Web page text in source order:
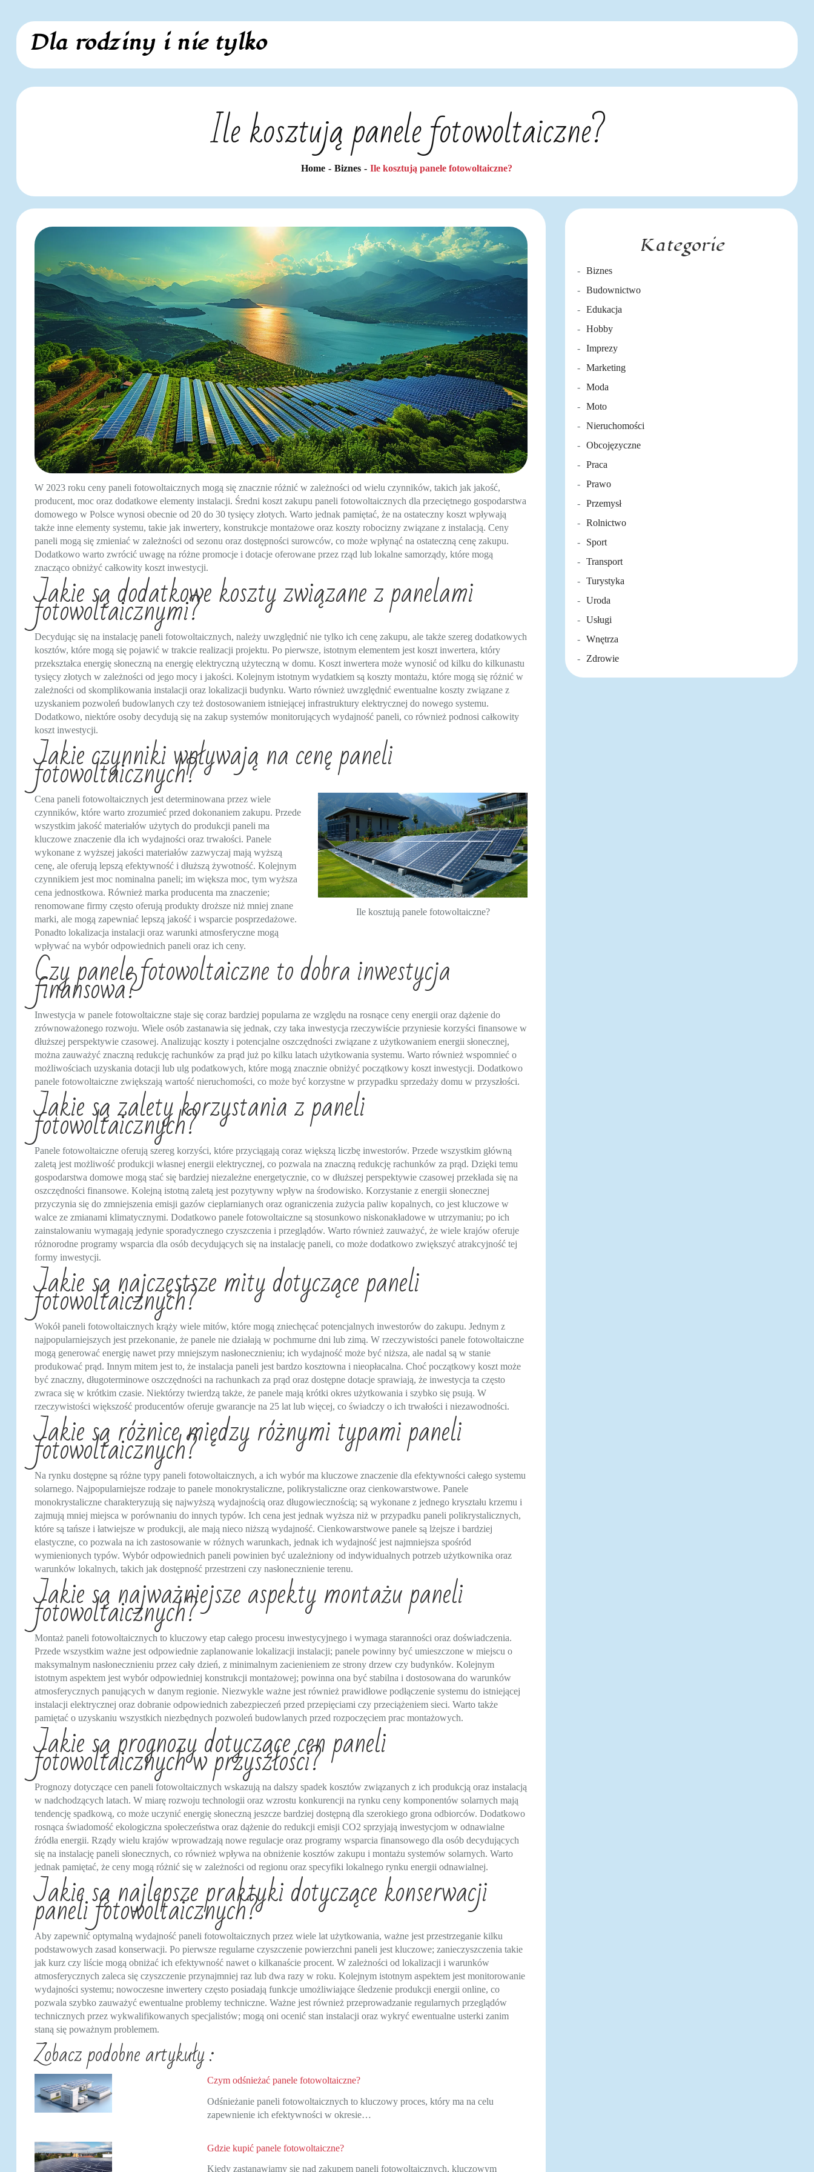
content
Dla rodziny i nie tylko
Ile kosztują panele fotowoltaiczne?
Home Biznes Ile kosztują panele fotowoltaiczne?
W 2023 roku ceny paneli fotowoltaicznych mogą się znacznie różnić w zależności od wielu czynników, takich jak jakość,
producent, moc oraz dodatkowe elementy instalacji. Średni koszt zakupu paneli fotowoltaicznych dla przeciętnego gospodarstwa
domowego w Polsce wynosi obecnie od 20 do 30 tysięcy złotych. Warto jednak pamiętać, że na ostateczny koszt wpływają
także inne elementy systemu, takie jak inwertery, konstrukcje montażowe oraz koszty robocizny związane z instalacją. Ceny
paneli mogą się zmieniać w zależności od sezonu oraz dostępności surowców, co może wpłynąć na ostateczną cenę zakupu.
Dodatkowo warto zwrócić uwagę na różne promocje i dotacje oferowane przez rząd lub lokalne samorządy, które mogą
znacząco obniżyć całkowity koszt inwestycji.
Jakie są dodatkowe koszty związane z panelami
fotowoltaicznymi?
Decydując się na instalację paneli fotowoltaicznych, należy uwzględnić nie tylko ich cenę zakupu, ale także szereg dodatkowych
kosztów, które mogą się pojawić w trakcie realizacji projektu. Po pierwsze, istotnym elementem jest koszt inwertera, który
przekształca energię słoneczną na energię elektryczną użyteczną w domu. Koszt inwertera może wynosić od kilku do kilkunastu
tysięcy złotych w zależności od jego mocy i jakości. Kolejnym istotnym wydatkiem są koszty montażu, które mogą się różnić w
zależności od skomplikowania instalacji oraz lokalizacji budynku. Warto również uwzględnić ewentualne koszty związane z
uzyskaniem pozwoleń budowlanych czy też dostosowaniem istniejącej infrastruktury elektrycznej do nowego systemu.
Dodatkowo, niektóre osoby decydują się na zakup systemów monitorujących wydajność paneli, co również podnosi całkowity
koszt inwestycji.
Jakie czynniki wpływają na cenę paneli
fotowoltaicznych?
Ile kosztują panele fotowoltaiczne?
Cena paneli fotowoltaicznych jest determinowana przez wiele
czynników, które warto zrozumieć przed dokonaniem zakupu. Przede
wszystkim jakość materiałów użytych do produkcji paneli ma
kluczowe znaczenie dla ich wydajności oraz trwałości. Panele
wykonane z wyższej jakości materiałów zazwyczaj mają wyższą
cenę, ale oferują lepszą efektywność i dłuższą żywotność. Kolejnym
czynnikiem jest moc nominalna paneli; im większa moc, tym wyższa
cena jednostkowa. Również marka producenta ma znaczenie;
renomowane firmy często oferują produkty droższe niż mniej znane
marki, ale mogą zapewniać lepszą jakość i wsparcie posprzedażowe.
Ponadto lokalizacja instalacji oraz warunki atmosferyczne mogą
wpływać na wybór odpowiednich paneli oraz ich ceny.
Czy panele fotowoltaiczne to dobra inwestycja
finansowa?
Inwestycja w panele fotowoltaiczne staje się coraz bardziej popularna ze względu na rosnące ceny energii oraz dążenie do
zrównoważonego rozwoju. Wiele osób zastanawia się jednak, czy taka inwestycja rzeczywiście przyniesie korzyści finansowe w
dłuższej perspektywie czasowej. Analizując koszty i potencjalne oszczędności związane z użytkowaniem energii słonecznej,
można zauważyć znaczną redukcję rachunków za prąd już po kilku latach użytkowania systemu. Warto również wspomnieć o
możliwościach uzyskania dotacji lub ulg podatkowych, które mogą znacznie obniżyć początkowy koszt inwestycji. Dodatkowo
panele fotowoltaiczne zwiększają wartość nieruchomości, co może być korzystne w przypadku sprzedaży domu w przyszłości.
Jakie są zalety korzystania z paneli
fotowoltaicznych?
Panele fotowoltaiczne oferują szereg korzyści, które przyciągają coraz większą liczbę inwestorów. Przede wszystkim główną
zaletą jest możliwość produkcji własnej energii elektrycznej, co pozwala na znaczną redukcję rachunków za prąd. Dzięki temu
gospodarstwa domowe mogą stać się bardziej niezależne energetycznie, co w dłuższej perspektywie czasowej przekłada się na
oszczędności finansowe. Kolejną istotną zaletą jest pozytywny wpływ na środowisko. Korzystanie z energii słonecznej
przyczynia się do zmniejszenia emisji gazów cieplarnianych oraz ograniczenia zużycia paliw kopalnych, co jest kluczowe w
walce ze zmianami klimatycznymi. Dodatkowo panele fotowoltaiczne są stosunkowo niskonakładowe w utrzymaniu; po ich
zainstalowaniu wymagają jedynie sporadycznego czyszczenia i przeglądów. Warto również zauważyć, że wiele krajów oferuje
różnorodne programy wsparcia dla osób decydujących się na instalację paneli, co może dodatkowo zwiększyć atrakcyjność tej
formy inwestycji.
Jakie są najczęstsze mity dotyczące paneli
fotowoltaicznych?
Wokół paneli fotowoltaicznych krąży wiele mitów, które mogą zniechęcać potencjalnych inwestorów do zakupu. Jednym z
najpopularniejszych jest przekonanie, że panele nie działają w pochmurne dni lub zimą. W rzeczywistości panele fotowoltaiczne
mogą generować energię nawet przy mniejszym nasłonecznieniu; ich wydajność może być niższa, ale nadal są w stanie
produkować prąd. Innym mitem jest to, że instalacja paneli jest bardzo kosztowna i nieopłacalna. Choć początkowy koszt może
być znaczny, długoterminowe oszczędności na rachunkach za prąd oraz dostępne dotacje sprawiają, że inwestycja ta często
zwraca się w krótkim czasie. Niektórzy twierdzą także, że panele mają krótki okres użytkowania i szybko się psują. W
rzeczywistości większość producentów oferuje gwarancje na 25 lat lub więcej, co świadczy o ich trwałości i niezawodności.
Jakie są różnice między różnymi typami paneli
fotowoltaicznych?
Na rynku dostępne są różne typy paneli fotowoltaicznych, a ich wybór ma kluczowe znaczenie dla efektywności całego systemu
solarnego. Najpopularniejsze rodzaje to panele monokrystaliczne, polikrystaliczne oraz cienkowarstwowe. Panele
monokrystaliczne charakteryzują się najwyższą wydajnością oraz długowiecznością; są wykonane z jednego kryształu krzemu i
zajmują mniej miejsca w porównaniu do innych typów. Ich cena jest jednak wyższa niż w przypadku paneli polikrystalicznych,
które są tańsze i łatwiejsze w produkcji, ale mają nieco niższą wydajność. Cienkowarstwowe panele są lżejsze i bardziej
elastyczne, co pozwala na ich zastosowanie w różnych warunkach, jednak ich wydajność jest najmniejsza spośród
wymienionych typów. Wybór odpowiednich paneli powinien być uzależniony od indywidualnych potrzeb użytkownika oraz
warunków lokalnych, takich jak dostępność przestrzeni czy nasłonecznienie terenu.
Jakie są najważniejsze aspekty montażu paneli
fotowoltaicznych?
Montaż paneli fotowoltaicznych to kluczowy etap całego procesu inwestycyjnego i wymaga staranności oraz doświadczenia.
Przede wszystkim ważne jest odpowiednie zaplanowanie lokalizacji instalacji; panele powinny być umieszczone w miejscu o
maksymalnym nasłonecznieniu przez cały dzień, z minimalnym zacienieniem ze strony drzew czy budynków. Kolejnym
istotnym aspektem jest wybór odpowiedniej konstrukcji montażowej; powinna ona być stabilna i dostosowana do warunków
atmosferycznych panujących w danym regionie. Niezwykle ważne jest również prawidłowe podłączenie systemu do istniejącej
instalacji elektrycznej oraz dobranie odpowiednich zabezpieczeń przed przepięciami czy przeciążeniem sieci. Warto także
pamiętać o uzyskaniu wszystkich niezbędnych pozwoleń budowlanych przed rozpoczęciem prac montażowych.
Jakie są prognozy dotyczące cen paneli
fotowoltaicznych w przyszłości?
Prognozy dotyczące cen paneli fotowoltaicznych wskazują na dalszy spadek kosztów związanych z ich produkcją oraz instalacją
w nadchodzących latach. W miarę rozwoju technologii oraz wzrostu konkurencji na rynku ceny komponentów solarnych mają
tendencję spadkową, co może uczynić energię słoneczną jeszcze bardziej dostępną dla szerokiego grona odbiorców. Dodatkowo
rosnąca świadomość ekologiczna społeczeństwa oraz dążenie do redukcji emisji CO2 sprzyjają inwestycjom w odnawialne
źródła energii. Rządy wielu krajów wprowadzają nowe regulacje oraz programy wsparcia finansowego dla osób decydujących
się na instalację paneli słonecznych, co również wpływa na obniżenie kosztów zakupu i montażu systemów solarnych. Warto
jednak pamiętać, że ceny mogą różnić się w zależności od regionu oraz specyfiki lokalnego rynku energii odnawialnej.
Jakie są najlepsze praktyki dotyczące konserwacji
paneli fotowoltaicznych?
Aby zapewnić optymalną wydajność paneli fotowoltaicznych przez wiele lat użytkowania, ważne jest przestrzeganie kilku
podstawowych zasad konserwacji. Po pierwsze regularne czyszczenie powierzchni paneli jest kluczowe; zanieczyszczenia takie
jak kurz czy liście mogą obniżać ich efektywność nawet o kilkanaście procent. W zależności od lokalizacji i warunków
atmosferycznych zaleca się czyszczenie przynajmniej raz lub dwa razy w roku. Kolejnym istotnym aspektem jest monitorowanie
wydajności systemu; nowoczesne inwertery często posiadają funkcje umożliwiające śledzenie produkcji energii online, co
pozwala szybko zauważyć ewentualne problemy techniczne. Ważne jest również przeprowadzanie regularnych przeglądów
technicznych przez wykwalifikowanych specjalistów; mogą oni ocenić stan instalacji oraz wykryć ewentualne usterki zanim
staną się poważnym problemem.
Zobacz podobne artykuły :
Czym odśnieżać panele fotowoltaiczne?
Odśnieżanie paneli fotowoltaicznych to kluczowy proces, który ma na celu
zapewnienie ich efektywności w okresie…
Gdzie kupić panele fotowoltaiczne?
Kiedy zastanawiamy się nad zakupem paneli fotowoltaicznych, kluczowym
Kategorie
Biznes
Budownictwo
Edukacja
Hobby
Imprezy
Marketing
Moda
Moto
Nieruchomości
Obcojęzyczne
Praca
Prawo
Przemysł
Rolnictwo
Sport
Transport
Turystyka
Uroda
Usługi
Wnętrza
Zdrowie